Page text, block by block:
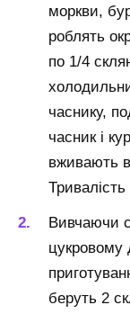
моркви,
роблять
по 1/4
часнику,
часник і
вживають
Вивчаючи
цукровому
беруть 2